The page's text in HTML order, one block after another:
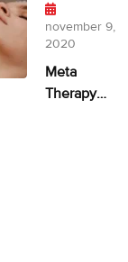
november 9,
2020
Meta
Therapy